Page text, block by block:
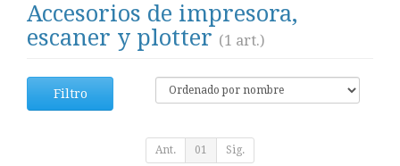
Accesorios de impresora,
escaner y plotter (1 art.)
Filtro
Ant. 01 Sig.